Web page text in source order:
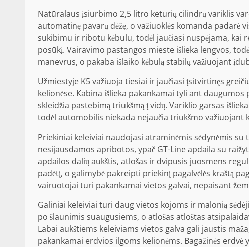
Natūralaus įsiurbimo 2,5 litro keturių cilindrų variklis
automatinę pavarų dėžę, o važiuoklės komanda padarė
sukibimu ir ribotu kėbulu, todėl jaučiasi nuspėjama,
posūkį. Vairavimo pastangos mieste išlieka lengvos,
manevrus, o pakaba išlaiko kėbulą stabilų važiuojant
Užmiestyje K5 važiuoja tiesiai ir jaučiasi įsitvirtinęs
kelionėse. Kabina išlieka pakankamai tyli ant
skleidžia pastebimą triukšmą į vidų. Variklio garsas
todėl automobilis niekada nejaučia triukšmo važiuojant
Priekiniai keleiviai naudojasi atraminėmis sėdynėmis
nesijausdamos apribotos, ypač GT-Line apdaila su
apdailos dalių aukštis, atlošas ir dvipusis juosmens
padėtį, o galimybė pakreipti priekinį pagalvėlės kraštą
vairuotojai turi pakankamai vietos galvai, nepaisant
Galiniai keleiviai turi daug vietos kojoms ir malonią
po šlaunimis suaugusiems, o atlošas atloštas
Labai aukštiems keleiviams vietos galva gali jaustis
pakankamai erdvios ilgoms kelionėms. Bagažinės